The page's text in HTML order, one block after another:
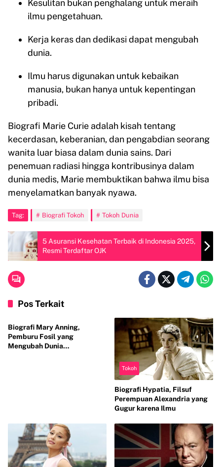
Kesulitan bukan penghalang untuk meraih
ilmu pengetahuan.
Kerja keras dan dedikasi dapat mengubah
dunia.
Ilmu harus digunakan untuk kebaikan
manusia, bukan hanya untuk kepentingan
pribadi.
Biografi Marie Curie adalah kisah tentang
kecerdasan, keberanian, dan pengabdian seorang
wanita luar biasa dalam dunia sains. Dari
penemuan radiasi hingga kontribusinya dalam
dunia medis, Marie membuktikan bahwa ilmu bisa
menyelamatkan banyak nyawa.
Tag: Biografi Tokoh Tokoh Dunia
5 Asuransi Kesehatan Terbaik di Indonesia 2025,
Resmi Terdaftar OJK
Pos Terkait
Tokoh
Biografi Mary Anning,
Pemburu Fosil yang
Mengubah Dunia
Tokoh
Biografi Hypatia, Filsuf
Perempuan Alexandria yang
Gugur karena Ilmu